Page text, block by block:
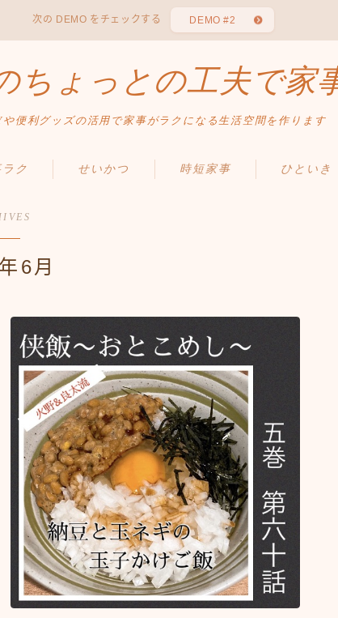
次の DEMO をチェックする DEMO #2
ちょっとの工夫で家
や便利グッズの活用で家事がラクになる生活空間を作ります
ク せいかつ 時短家事 ひといき
6月